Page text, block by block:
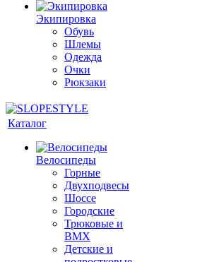
Экипировка
Обувь
Шлемы
Одежда
Очки
Рюкзаки
Каталог
Велосипеды
Горные
Двухподвесы
Шоссе
Городские
Трюковые и
BMX
Детские и